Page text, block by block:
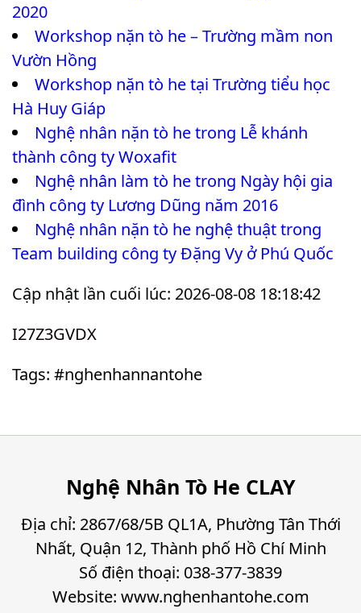
2020
Workshop nặn tò he – Trường mầm non
Vườn Hồng
Workshop nặn tò he tại Trường tiểu học
Hà Huy Giáp
Nghệ nhân nặn tò he trong Lễ khánh
thành công ty Woxafit
Nghệ nhân làm tò he trong Ngày hội gia
đình công ty Lương Dũng năm 2016
Nghệ nhân nặn tò he nghệ thuật trong
Team building công ty Đặng Vy ở Phú Quốc
Cập nhật lần cuối lúc: 2026-08-08 18:18:42
I27Z3GVDX
Tags: #nghenhannantohe
Nghệ Nhân Tò He CLAY
Địa chỉ: 2867/68/5B QL1A, Phường Tân Thới
Nhất, Quận 12, Thành phố Hồ Chí Minh
Số điện thoại: 038-377-3839
Website: www.nghenhantohe.com